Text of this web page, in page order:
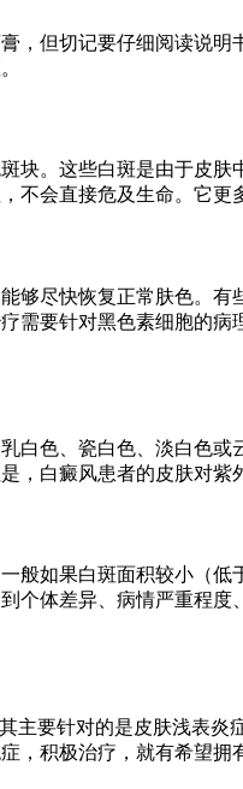
，但切记要仔细阅读说
块。这些白斑是由于皮
不会直接危及生命。它
够尽快恢复正常肤色。
需要针对黑色素细胞的
白色、瓷白色、淡白色
，白癜风患者的皮肤对紫
般如果白斑面积较小（
个体差异、病情严重程
主要针对的是皮肤浅表
，积极治疗，就有希望拥